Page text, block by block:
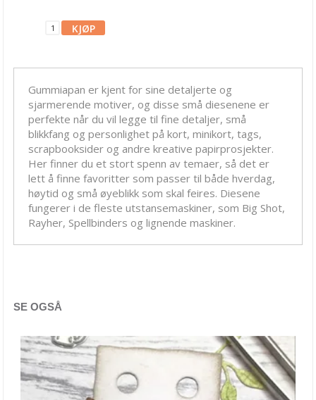
Embossing
Stanseverktøy & tilbehør
Rayher dies
Stanseverktøy
Punchere
BetterPress System
Alfabet dies
Altenew
Bind-it-all & Cinch
By Lene dies
Carlijn Design
Concord & 9th
Gummiapan er kjent for sine detaljerte og
sjarmerende motiver, og disse små diesenene er
perfekte når du vil legge til fine detaljer, små
blikkfang og personlighet på kort, minikort, tags,
scrapbooksider og andre kreative papirprosjekter.
Her finner du et stort spenn av temaer, så det er
lett å finne favoritter som passer til både hverdag,
høytid og små øyeblikk som skal feires. Diesene
fungerer i de fleste utstansemaskiner, som Big Shot,
Rayher, Spellbinders og lignende maskiner.
SE OGSÅ